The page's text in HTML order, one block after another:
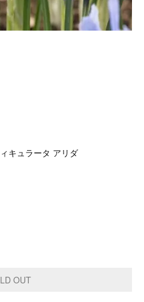
キュラータ アリダ